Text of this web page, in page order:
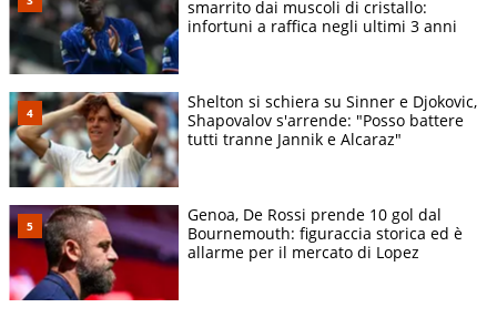
smarrito dai muscoli di cristallo:
infortuni a raffica negli ultimi 3 anni
Shelton si schiera su Sinner e Djokovic,
Shapovalov s'arrende: "Posso battere
tutti tranne Jannik e Alcaraz"
Genoa, De Rossi prende 10 gol dal
Bournemouth: figuraccia storica ed è
allarme per il mercato di Lopez